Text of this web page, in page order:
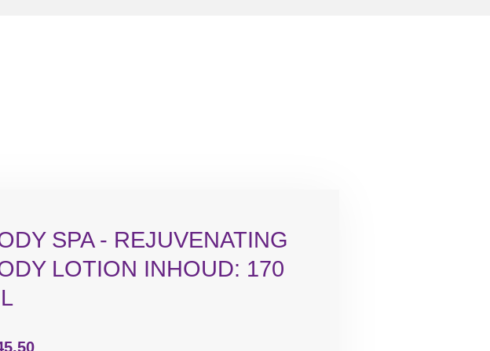
SPA - REJUVENATING
LOTION INHOUD: 170